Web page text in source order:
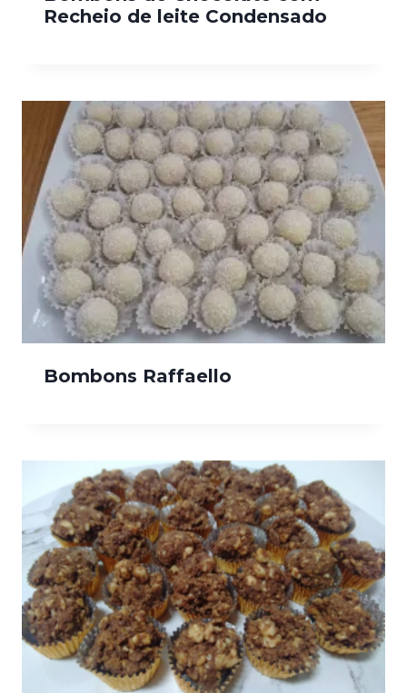
Recheio de leite Condensado
Bombons Raffaello